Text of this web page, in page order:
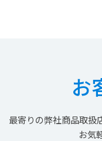
お
最寄りの弊社商品取扱
お気